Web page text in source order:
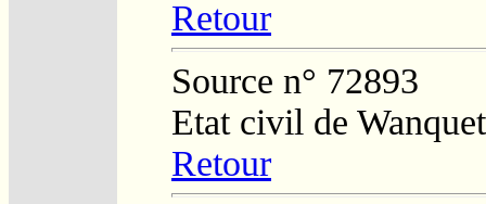
Retour
Source n° 72893
Etat civil de
Retour